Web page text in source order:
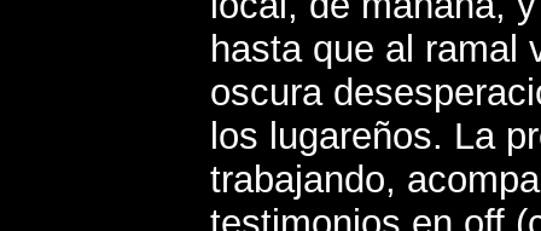
hasta que al ramal
oscura
los lugareños. La
trabajando,